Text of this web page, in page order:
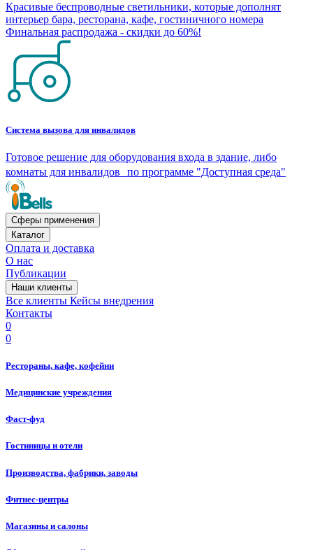
Красивые беспроводные светильники, которые дополнят
интерьер бара, ресторана, кафе, гостиничного номера
Финальная распродажа - скидки до 60%!
Система вызова для инвалидов
Готовое решение для оборудования входа в здание, либо
комнаты для инвалидов по программе "Доступная среда"
Сферы применения
Каталог
Оплата и доставка
О нас
Публикации
Наши клиенты
Все клиенты Кейсы внедрения
Контакты
0
0
Рестораны, кафе, кофейни
Медицинские учреждения
Фаст-фуд
Гостиницы и отели
Производства, фабрики, заводы
Фитнес-центры
Магазины и салоны